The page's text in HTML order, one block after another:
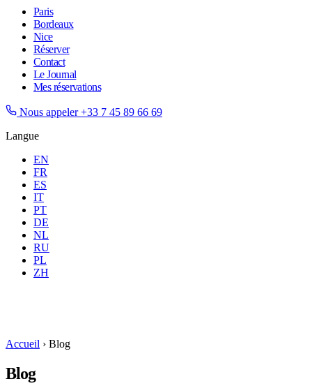
Paris
Bordeaux
Nice
Réserver
Contact
Le Journal
Mes réservations
Nous appeler +33 7 45 89 66 69
Langue
EN
FR
ES
IT
PT
DE
NL
RU
PL
ZH
Toutes
Voyageurs
Accueil › Blog
Blog